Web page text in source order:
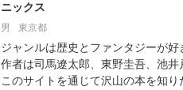
ニックス
男 東京都
ジャンルは歴史とファンタジーが好
作者は司馬遼太郎、東野圭吾、池井
このサイトを通じて沢山の本を知り